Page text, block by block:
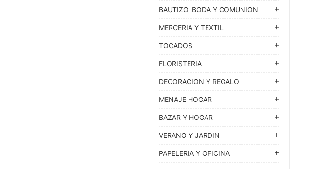
BAUTIZO, BODA Y COMUNION
MERCERIA Y TEXTIL
TOCADOS
FLORISTERIA
DECORACION Y REGALO
MENAJE HOGAR
BAZAR Y HOGAR
VERANO Y JARDIN
PAPELERIA Y OFICINA